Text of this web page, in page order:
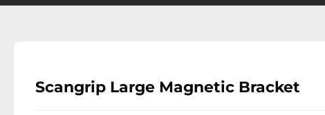
Scangrip Large Magnetic Bracket